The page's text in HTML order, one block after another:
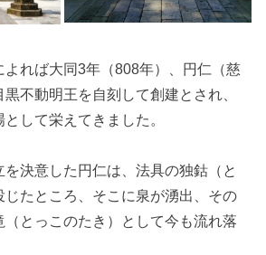
よれば大同3年（808年）、円仁（慈
不動明王を自刻して創建とされ、
して栄えてきました。
決意した円仁は、法具の独鈷（と
じたところ、そこに泉が湧出、その
（とっこのたき）として今も流れ落